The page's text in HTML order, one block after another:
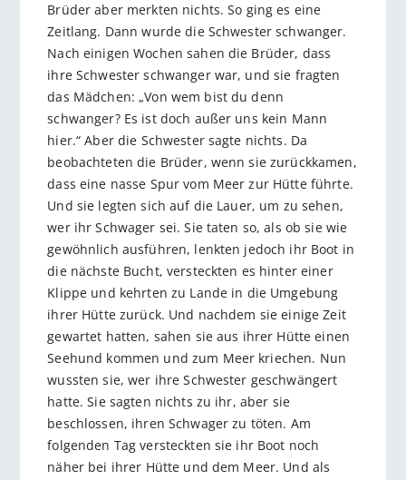
Brüder aber merkten nichts. So ging es eine
Zeitlang. Dann wurde die Schwester schwanger.
Nach einigen Wochen sahen die Brüder, dass
ihre Schwester schwanger war, und sie fragten
das Mädchen: „Von wem bist du denn
schwanger? Es ist doch außer uns kein Mann
hier.“ Aber die Schwester sagte nichts. Da
beobachteten die Brüder, wenn sie zurückkamen,
dass eine nasse Spur vom Meer zur Hütte führte.
Und sie legten sich auf die Lauer, um zu sehen,
wer ihr Schwager sei. Sie taten so, als ob sie wie
gewöhnlich ausführen, lenkten jedoch ihr Boot in
die nächste Bucht, versteckten es hinter einer
Klippe und kehrten zu Lande in die Umgebung
ihrer Hütte zurück. Und nachdem sie einige Zeit
gewartet hatten, sahen sie aus ihrer Hütte einen
Seehund kommen und zum Meer kriechen. Nun
wussten sie, wer ihre Schwester geschwängert
hatte. Sie sagten nichts zu ihr, aber sie
beschlossen, ihren Schwager zu töten. Am
folgenden Tag versteckten sie ihr Boot noch
näher bei ihrer Hütte und dem Meer. Und als